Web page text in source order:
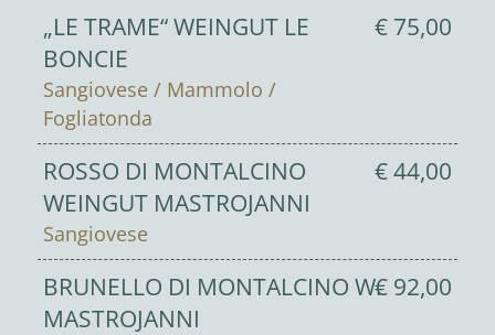
„LE TRAME“ WEINGUT LE
BONCIE
€ 75,00
Sangiovese / Mammolo /
Fogliatonda
ROSSO DI MONTALCINO
WEINGUT MASTROJANNI
€ 44,00
Sangiovese
BRUNELLO DI MONTALCINO W.
MASTROJANNI
€ 92,00